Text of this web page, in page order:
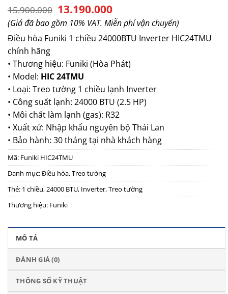
15.900.000 Giá
gốc
là:
15.900.000.
13.190.000Giá
hiện
tại
là:
(Giá đã bao gồm 10% VAT. Miễn phí vận chuyển)
Điều hòa Funiki 1 chiều 24000BTU Inverter HIC24TMU
chính hãng
• Thương hiệu: Funiki (Hòa Phát)
• Model: HIC 24TMU
• Loại: Treo tường 1 chiều lạnh Inverter
• Công suất lạnh: 24000 BTU (2.5 HP)
• Môi chất làm lạnh (gas): R32
• Xuất xứ: Nhập khẩu nguyên bộ Thái Lan
• Bảo hành: 30 tháng tại nhà khách hàng
Mã: Funiki HIC24TMU
Danh mục:Điều hòa,Treo tường
Thẻ: 1 chiều,24000 BTU, Inverter,Treo tường
Thương hiệu: Funiki
MÔ TẢ
ĐÁNH GIÁ (0)
THÔNG SỐ KỸ THUẬT